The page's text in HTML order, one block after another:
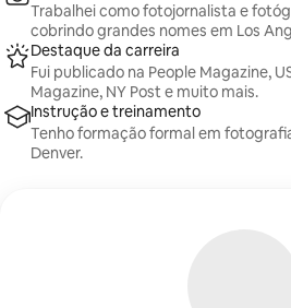
Trabalhei como fotojornalista e
cobrindo grandes nomes em Los
Destaque da carreira
Fui publicado na People Magazine,
Magazine, NY Post e muito mais.
Instrução e treinamento
Tenho formação formal em
Denver.